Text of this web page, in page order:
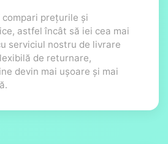
prețurile și
astfel încât să iei cea mai
serviciul nostru de livrare
de returnare,
devin mai ușoare și mai